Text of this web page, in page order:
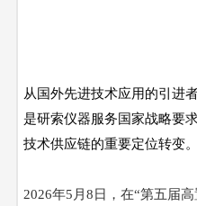
从国外先进技术应用的引进
是研索仪器服务国家战略要
技术供应链的重要定位转变。
2026年5月8日，在“第五届